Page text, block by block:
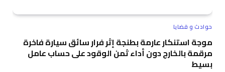
حوادث و قضايا
موجة استنكار عارمة بطنجة إثر فرار سائق سيارة فاخرة
مرقمة بالخارج دون أداء ثمن الوقود على حساب عامل
بسيط